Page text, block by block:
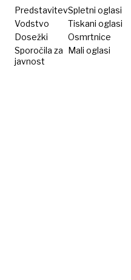
Predstavitev
Vodstvo
Dosežki
Sporočila za
javnost
Spletni oglasi
Tiskani oglasi
Osmrtnice
Mali oglasi